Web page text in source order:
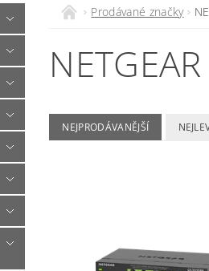
Prodávané značky
NETGEAR
NEJPRODÁVANĚJŠÍ